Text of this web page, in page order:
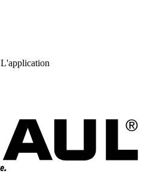
L'application